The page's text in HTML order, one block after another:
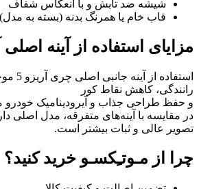
شیشه ضد تابش و با انعکاس شفاف
قاب خام یا همرنگ بدنه (بسته به مدل)
مزایای استفاده از آینه اصلی
رانندگی، کاهش نقاط کور
و حفظ طراحی جذاب و آیرودینامیک
در مقایسه با آینه‌های متفرقه، مدل اصلی
تصویر عالی و ثبات بیشتر است.
چرا از مـوتـِکسـو خرید کنید؟